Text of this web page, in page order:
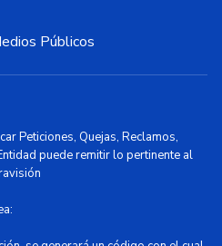
Públicos
Peticiones, Quejas, Reclamos,
puede remitir lo pertinente al